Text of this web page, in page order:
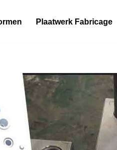
Plaatwerk Fabricage